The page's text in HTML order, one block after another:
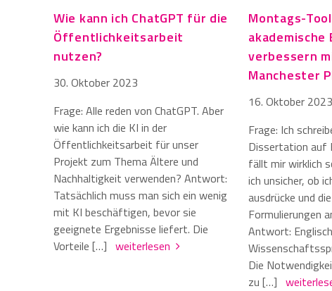
Wie kann ich ChatGPT für die
Öffentlichkeitsarbeit
nutzen?
30. Oktober 2023
Frage: Alle reden von ChatGPT. Aber
wie kann ich die KI in der
Öffentlichkeitsarbeit für unser
Projekt zum Thema Ältere und
Nachhaltigkeit verwenden? Antwort:
Tatsächlich muss man sich ein wenig
mit KI beschäftigen, bevor sie
geeignete Ergebnisse liefert. Die
Vorteile […] weiterlesen
Montags-
akademische
verbessern
Manchester
16. Oktober 2023
Frage: Ich
Dissertation auf
fällt mir wirklich
ich unsicher, ob
ausdrücke und
Formulierungen
Antwort:
Die
zu […]